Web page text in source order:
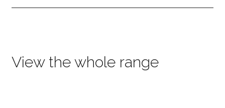
View the whole range